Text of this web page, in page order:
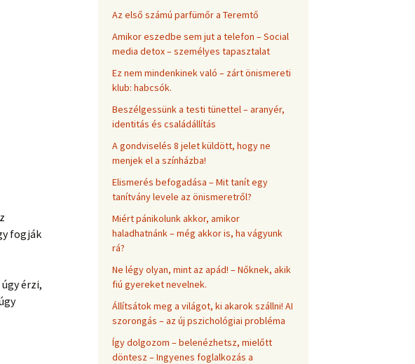
fogják
érzi,
Az első számú parfümőr a Teremtő
Amikor eszedbe sem jut a telefon – Social
media detox – személyes tapasztalat
Ez nem mindenkinek való – zárt önismereti
klub: habcsók.
Beszélgessünk a testi tünettel – aranyér,
identitás és családállítás
A gondviselés 8 jelet küldött, hogy ne
menjek el a színházba!
Elismerés befogadása – Mit tanít egy
tanítvány levele az önismeretről?
Miért pánikolunk akkor, amikor
haladhatnánk – még akkor is, ha vágyunk
rá?
Ne légy olyan, mint az apád! – Nőknek, akik
fiú gyereket nevelnek.
Állítsátok meg a világot, ki akarok szállni! AI
szorongás – az új pszichológiai probléma
Így dolgozom – belenézhetsz, mielőtt
döntesz – Ingyenes foglalkozás a